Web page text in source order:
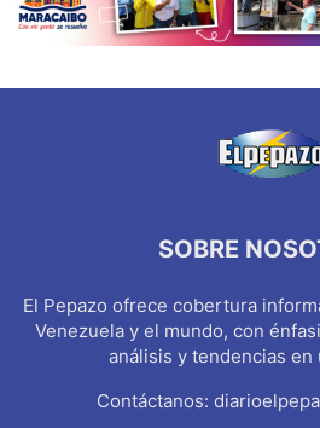
SOBRE
El Pepazo ofrece cobertura
Venezuela y el mundo, con
análisis y tendencias en
Contáctanos: